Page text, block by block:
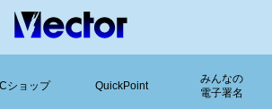
ショップ QuickPoint
みんなの
電子署名